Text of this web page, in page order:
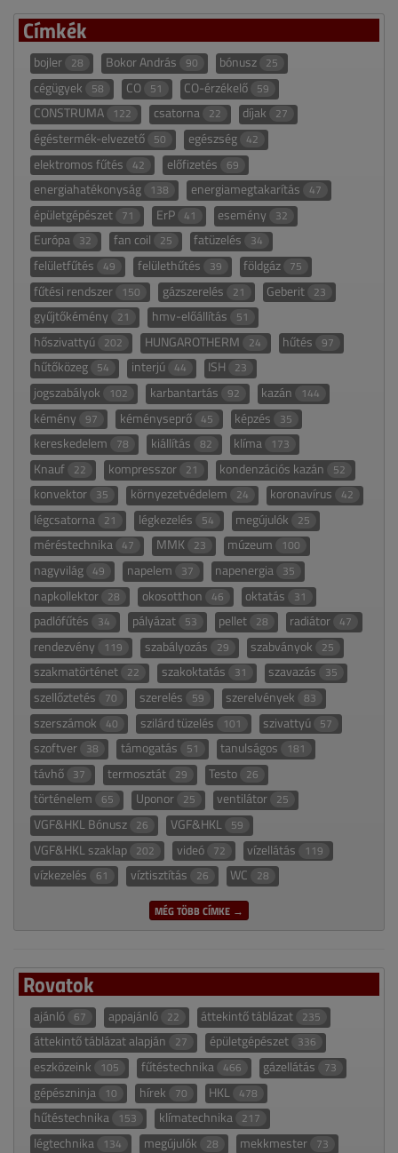
Címkék
bojler 28 Bokor András 90 bónusz 25
cégügyek 58 CO 51 CO-érzékelő 59
CONSTRUMA 122 csatorna 22 díjak 27
égéstermék-elvezető 50 egészség 42
elektromos fűtés 42 előfizetés 69
energiahatékonyság 138 energiamegtakarítás 47
épületgépészet 71 ErP 41 esemény 32
Európa 32 fan coil 25 fatüzelés 34
felületfűtés 49 felülethűtés 39 földgáz 75
fűtési rendszer 150 gázszerelés 21 Geberit 23
gyűjtőkémény 21 hmv-előállítás 51
hőszivattyú 202 HUNGAROTHERM 24 hűtés 97
hűtőközeg 54 interjú 44 ISH 23
jogszabályok 102 karbantartás 92 kazán 144
kémény 97 kéményseprő 45 képzés 35
kereskedelem 78 kiállítás 82 klíma 173
Knauf 22 kompresszor 21 kondenzációs kazán 52
konvektor 35 környezetvédelem 24 koronavírus 42
légcsatorna 21 légkezelés 54 megújulók 25
méréstechnika 47 MMK 23 múzeum 100
nagyvilág 49 napelem 37 napenergia 35
napkollektor 28 okosotthon 46 oktatás 31
padlófűtés 34 pályázat 53 pellet 28 radiátor 47
rendezvény 119 szabályozás 29 szabványok 25
szakmatörténet 22 szakoktatás 31 szavazás 35
szellőztetés 70 szerelés 59 szerelvények 83
szerszámok 40 szilárd tüzelés 101 szivattyú 57
szoftver 38 támogatás 51 tanulságos 181
távhő 37 termosztát 29 Testo 26
történelem 65 Uponor 25 ventilátor 25
VGF&HKL Bónusz 26 VGF&HKL 59
VGF&HKL szaklap 202 videó 72 vízellátás 119
vízkezelés 61 víztisztítás 26 WC 28
MÉG TÖBB CÍMKE →
Rovatok
ajánló 67 appajánló 22 áttekintő táblázat 235
áttekintő táblázat alapján 27 épületgépészet 336
eszközeink 105 fűtéstechnika 466 gázellátás 73
gépészninja 10 hírek 70 HKL 478
hűtéstechnika 153 klímatechnika 217
légtechnika 134 megújulók 28 mekkmester 73